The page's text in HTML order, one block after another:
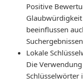
Positive
beeinflussen
Lokale
Die
Schlüsselwörter